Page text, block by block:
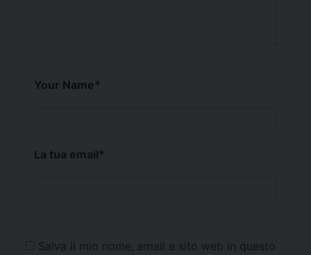
Your Name*
La tua email*
Salva il mio nome, email e sito web in questo